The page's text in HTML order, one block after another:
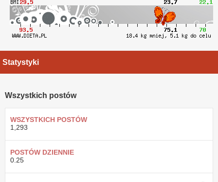
Statystyki
Wszystkich postów
WSZYSTKICH POSTÓW
1,293
POSTÓW DZIENNIE
0.25